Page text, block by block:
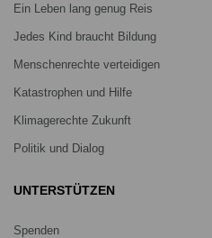
Ein Leben lang genug Reis
Jedes Kind braucht Bildung
Menschenrechte verteidigen
Katastrophen und Hilfe
Klimagerechte Zukunft
Politik und Dialog
UNTERSTÜTZEN
Spenden